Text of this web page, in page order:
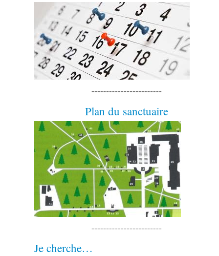
------------------------
Plan du sanctuaire
------------------------
Je cherche…